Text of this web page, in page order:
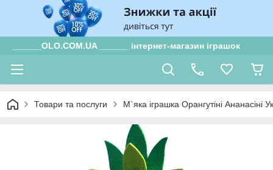
______OLO.COM.UA ______ інтернет-магазин іграшок
Товари та послуги М`яка іграшка Орангутіні